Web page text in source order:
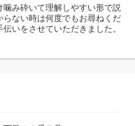
み砕いて理解しやすい形で説
ない時は何度でもお尋ねくだ
いをさせていただきました。